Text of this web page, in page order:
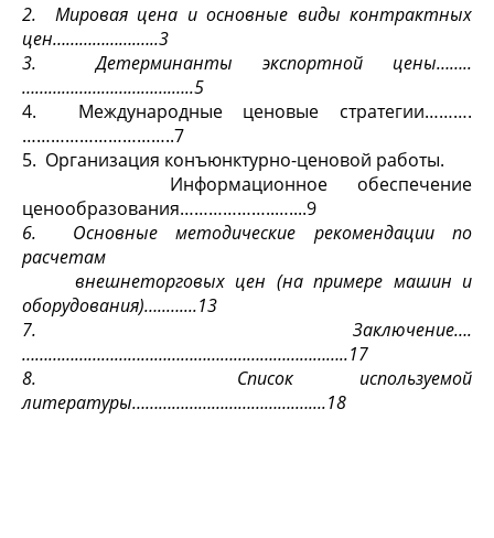
2. Мировая цена и основные виды контрактных
цен……………….…..3
3. Детерминанты экспортной цены……..
…………………………….…..5
4. Международные ценовые стратегии……….
…………………………..7
5. Организация конъюнктурно-ценовой работы.
Информационное обеспечение
ценообразования………………..…....9
6.
Основные методические рекомендации по
расчетам
внешнеторговых цен (на примере машин и
оборудования)…..…....13
7. Заключение….
………………………………………………………………..17
8. Список используемой
литературы……………………………….…....18